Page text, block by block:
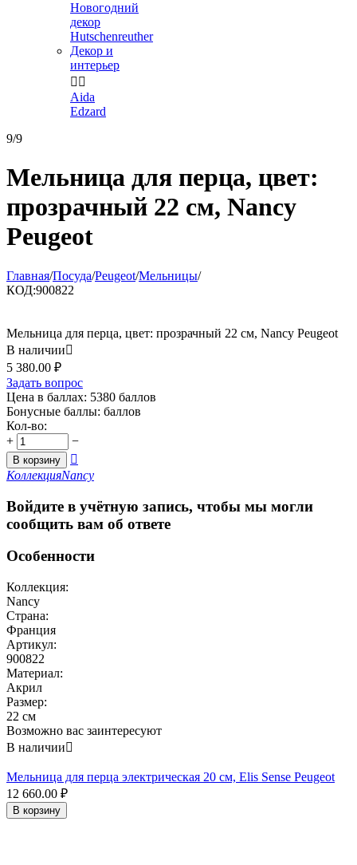
Новогодний
декор
Hutschenreuther
Декор и
интерьер
 
Aida
Edzard
9/9
Мельница для перца, цвет:
прозрачный 22 см, Nancy
Peugeot
Главная/Посуда/Peugeot/Мельницы/
КОД:900822
Мельница для перца, цвет: прозрачный 22 см, Nancy Peugeot
В наличии
5 380.00 ₽
Задать вопрос
Цена в баллах: 5380 баллов
Бонусные баллы: баллов
Кол-во:
+
−
В корзину

КоллекцияNancy
Войдите в учётную запись, чтобы мы могли
сообщить вам об ответе
Особенности
Коллекция:
Nancy
Страна:
Франция
Артикул:
900822
Материал:
Акрил
Размер:
22 см
Возможно вас заинтересуют
В наличии
Мельница для перца электрическая 20 см, Elis Sense Peugeot
12 660.00 ₽
В корзину